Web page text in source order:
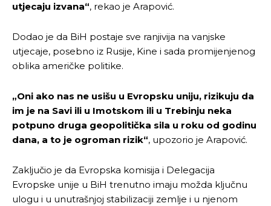
utjecaju izvana“, rekao je Arapović.
Dodao je da BiH postaje sve ranjivija na vanjske
utjecaje, posebno iz Rusije, Kine i sada promijenjenog
oblika američke politike.
„Oni ako nas ne usišu u Evropsku uniju, rizikuju da
im je na Savi ili u Imotskom ili u Trebinju neka
potpuno druga geopolitička sila u roku od godinu
dana, a to je ogroman rizik“, upozorio je Arapović.
Zaključio je da Evropska komisija i Delegacija
Evropske unije u BiH trenutno imaju možda ključnu
ulogu i u unutrašnjoj stabilizaciji zemlje i u njenom